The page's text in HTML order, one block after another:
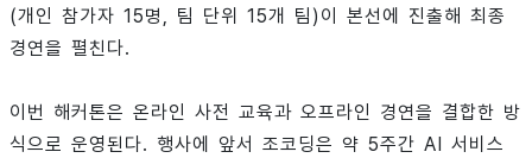
(개인 참가자 15명, 팀 단위 15개 팀)이 본선에 진출해 최종
경연을 펼친다.
이번 해커톤은 온라인 사전 교육과 오프라인 경연을 결합한 방
식으로 운영된다. 행사에 앞서 조코딩은 약 5주간 AI 서비스